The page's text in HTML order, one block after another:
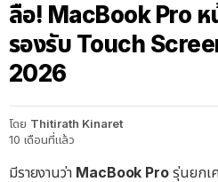
ลือ! MacBook Pro ห
รองรับ Touch
2026
โดย Thitirath Kinaret
10 เดือนที่แล้ว
มีรายงานว่า MacBook Proรุ่นยกเค